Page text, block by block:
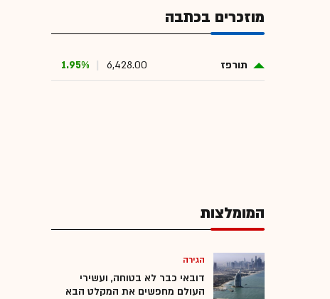
מוזכרים בכתבה
תורפז 6,428.00
1.95%
המומלצות
הגירה
דובאי כבר לא בטוחה, ועשירי
העולם מחפשים את המקלט הבא